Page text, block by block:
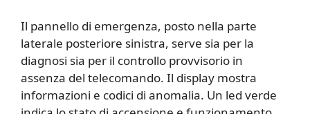
Il pannello di emergenza, posto nella parte
laterale posteriore sinistra, serve sia per la
diagnosi sia per il controllo provvisorio in
assenza del telecomando. Il display mostra
informazioni e codici di anomalia. Un led verde